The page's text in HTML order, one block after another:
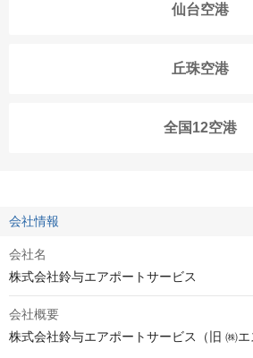
仙台空港
丘珠空港
全国12空港
会社情報
会社名
株式会社鈴与エアポートサービス
会社概要
株式会社鈴与エアポートサービス（旧 ㈱エ